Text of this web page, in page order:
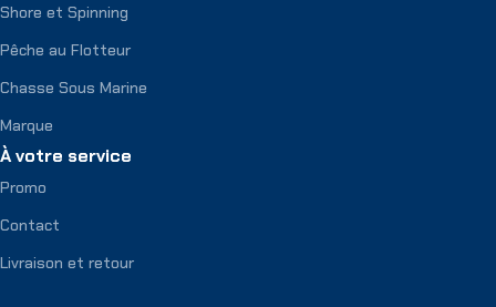
Shore et Spinning
Pêche au Flotteur
Chasse Sous Marine
Marque
À votre service
Promo
Contact
Livraison et retour